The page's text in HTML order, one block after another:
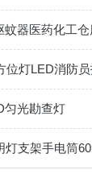
匀光勘查灯
灯支架手电筒